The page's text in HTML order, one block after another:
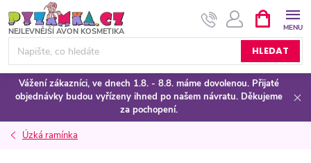
na
obsah
HLEDAT
NÁKUPNÍ
KOŠÍK
Vážení zákazníci, ve dnech 1.8. - 8.8. máme dovolenou. Přijaté
objednávky budou vyřízeny ihned po našem návratu. Děkujeme
za pochopení.
Úzká ramínka